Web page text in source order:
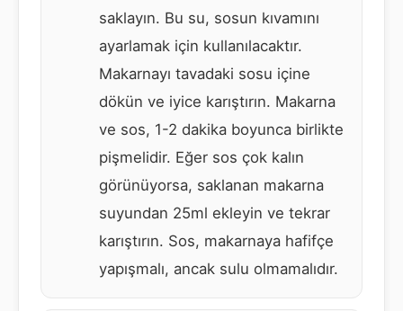
saklayın. Bu su, sosun kıvamını
ayarlamak için kullanılacaktır.
Makarnayı tavadaki sosu içine
dökün ve iyice karıştırın. Makarna
ve sos, 1-2 dakika boyunca birlikte
pişmelidir. Eğer sos çok kalın
görünüyorsa, saklanan makarna
suyundan 25ml ekleyin ve tekrar
karıştırın. Sos, makarnaya hafifçe
yapışmalı, ancak sulu olmamalıdır.